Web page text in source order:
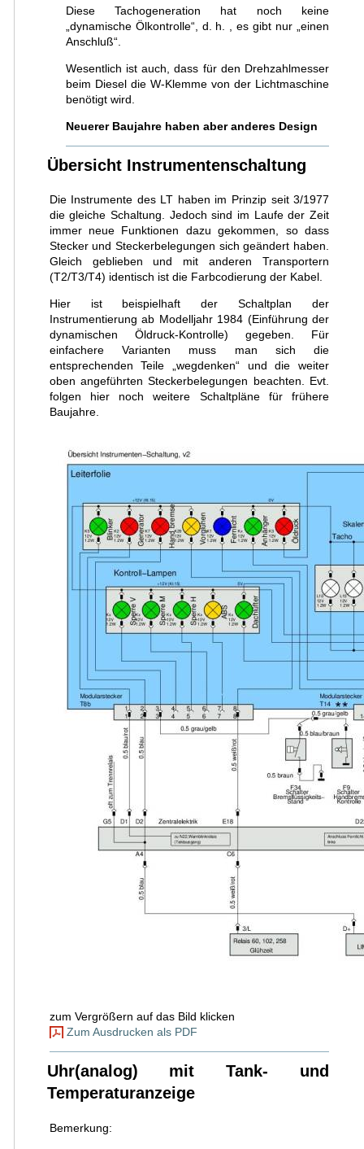
Diese Tachogeneration hat noch keine
„dynamische Ölkontrolle“, d. h. , es gibt nur „einen
Anschluß“.
Wesentlich ist auch, dass für den Drehzahlmesser
beim Diesel die W-Klemme von der Lichtmaschine
benötigt wird.
Neuerer Baujahre haben aber anderes Design
Übersicht Instrumentenschaltung
Die Instrumente des LT haben im Prinzip seit 3/1977
die gleiche Schaltung. Jedoch sind im Laufe der Zeit
immer neue Funktionen dazu gekommen, so dass
Stecker und Steckerbelegungen sich geändert haben.
Gleich geblieben und mit anderen Transportern
(T2/T3/T4) identisch ist die Farbcodierung der Kabel.
Hier ist beispielhaft der Schaltplan der
Instrumentierung ab Modelljahr 1984 (Einführung der
dynamischen Öldruck-Kontrolle) gegeben. Für
einfachere Varianten muss man sich die
entsprechenden Teile „wegdenken“ und die weiter
oben angeführten Steckerbelegungen beachten. Evt.
folgen hier noch weitere Schaltpläne für frühere
Baujahre.
zum Vergrößern auf das Bild klicken
Zum Ausdrucken als PDF
Uhr(analog) mit Tank- und
Temperaturanzeige
Bemerkung: